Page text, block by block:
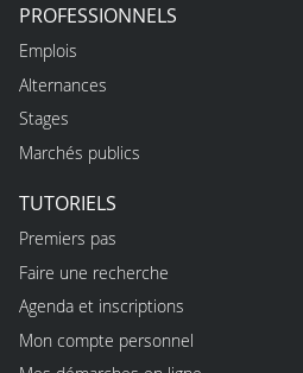
PROFESSIONNELS
Emplois
Alternances
Stages
Marchés publics
TUTORIELS
Premiers pas
Faire une recherche
Agenda et inscriptions
Mon compte personnel